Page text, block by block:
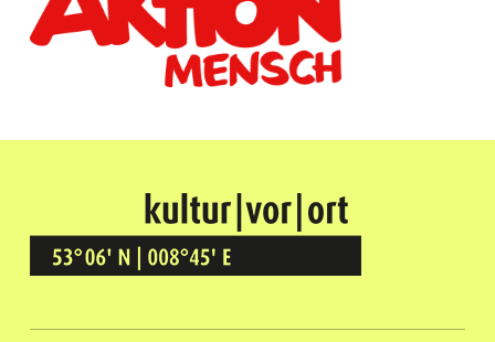
Kultur Vor Ort
BREMEN GRÖPELINGEN